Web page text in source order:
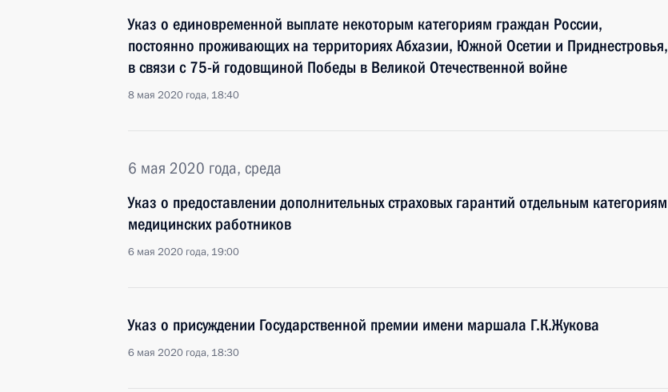
Указ о единовременной выплате некоторым категориям граждан России,
постоянно проживающих на территориях Абхазии, Южной Осетии и Приднестровья,
в связи с 75-й годовщиной Победы в Великой Отечественной войне
8 мая 2020 года, 18:40
6 мая 2020 года, среда
Указ о предоставлении дополнительных страховых гарантий отдельным категориям
медицинских работников
6 мая 2020 года, 19:00
Указ о присуждении Государственной премии имени маршала Г.К.Жукова
6 мая 2020 года, 18:30